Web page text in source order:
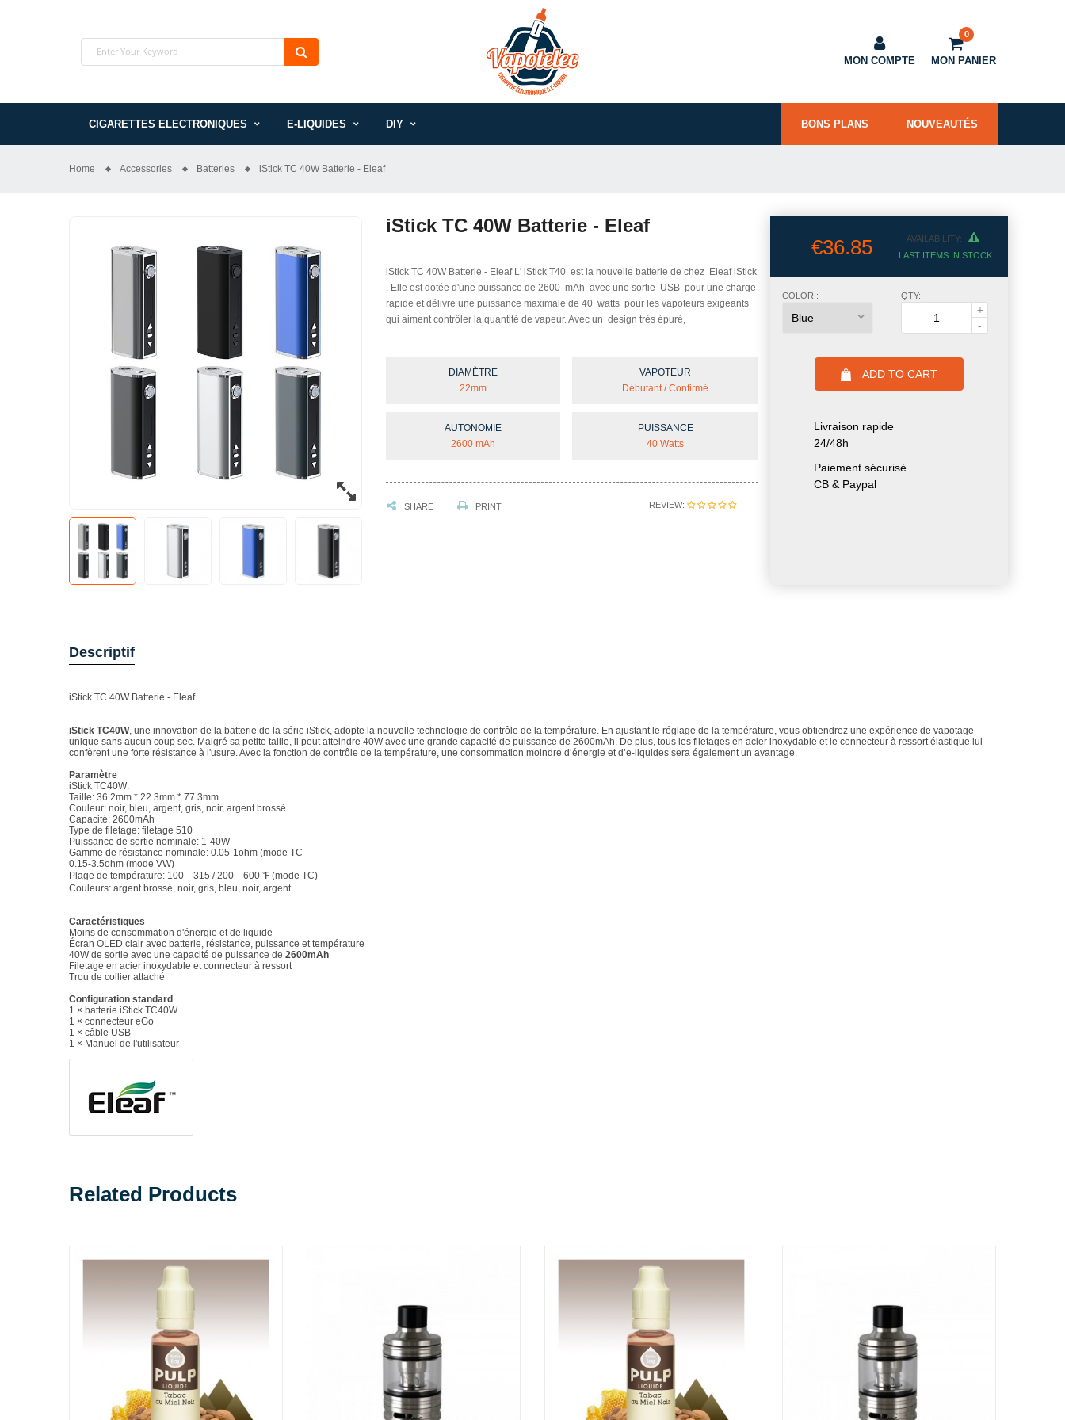
MON COMPTE
0
MON PANIER
CIGARETTES ELECTRONIQUES E-LIQUIDES DIY NOUVEAUTÉS
BONS PLANS
Home Accessories Batteries iStick TC 40W Batterie - Eleaf
iStick TC 40W Batterie - Eleaf
iStick TC 40W Batterie - Eleaf L' iStick T40 est la nouvelle batterie de chez Eleaf iStick
. Elle est dotée d'une puissance de 2600 mAh avec une sortie USB pour une charge
rapide et délivre une puissance maximale de 40 watts pour les vapoteurs exigeants
qui aiment contrôler la quantité de vapeur. Avec un design très épuré,
DIAMÈTRE
22mm
VAPOTEUR
Débutant / Confirmé
AUTONOMIE
2600 mAh
PUISSANCE
40 Watts
SHARE PRINT REVIEW:
€36.85
AVAILABILITY:
LAST ITEMS IN STOCK
COLOR : QTY:
ADD TO CART
Livraison rapide
24/48h
Paiement sécurisé
CB & Paypal
Descriptif
iStick TC 40W Batterie - Eleaf
iStick TC40W, une innovation de la batterie de la série iStick, adopte la nouvelle technologie de contrôle de la température. En ajustant le réglage de la température, vous obtiendrez une expérience de vapotage
unique sans aucun coup sec. Malgré sa petite taille, il peut atteindre 40W avec une grande capacité de puissance de 2600mAh. De plus, tous les filetages en acier inoxydable et le connecteur à ressort élastique lui
confèrent une forte résistance à l'usure. Avec la fonction de contrôle de la température, une consommation moindre d’énergie et d’e-liquides sera également un avantage.
Paramètre
iStick TC40W:
Taille: 36.2mm * 22.3mm * 77.3mm
Couleur: noir, bleu, argent, gris, noir, argent brossé
Capacité: 2600mAh
Type de filetage: filetage 510
Puissance de sortie nominale: 1-40W
Gamme de résistance nominale: 0.05-1ohm (mode TC
0.15-3.5ohm (mode VW)
Plage de température: 100 － 315 / 200 － 600 ℉ (mode TC)
Couleurs: argent brossé, noir, gris, bleu, noir, argent
Caractéristiques
Moins de consommation d'énergie et de liquide
Écran OLED clair avec batterie, résistance, puissance et température
40W de sortie avec une capacité de puissance de 2600mAh
Filetage en acier inoxydable et connecteur à ressort
Trou de collier attaché
Configuration standard
1 × batterie iStick TC40W
1 × connecteur eGo
1 × câble USB
1 × Manuel de l'utilisateur
Related Products